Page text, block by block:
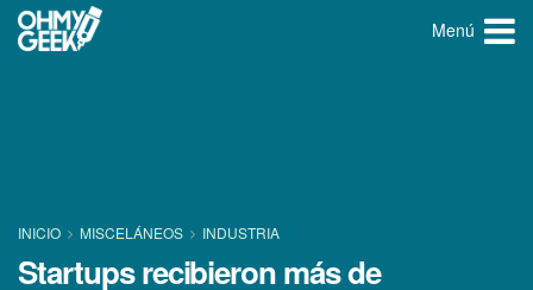
Menú
INICIO MISCELÁNEOS INDUSTRIA
Startups recibieron más de